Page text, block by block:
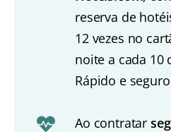
reserva de
12 vezes no
noite a cada 10
Rápido e
Ao contratar